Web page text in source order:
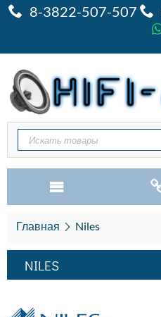
8-3822-507-507
Главная Niles
NILES